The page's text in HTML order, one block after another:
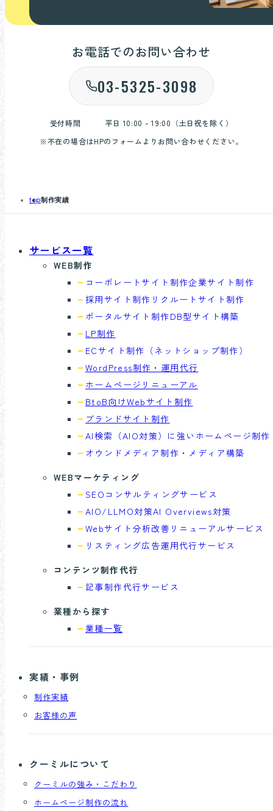
お電話でのお問い合わせ
03-5325-3098
受付時間
平日 10:00 - 19:00（土日祝を除く）
※不在の場合はHPのフォームよりお問い合わせください。
top制作実績
サービス一覧
WEB制作
コーポレートサイト制作企業サイト制作
採用サイト制作 リクルートサイト制作
ポータルサイト制作DB型サイト構築
LP制作
ECサイト制作 （ネットショップ制作）
WordPress制作・運用代行
ホームページリニューアル
BtoB向けWebサイト制作
ブランドサイト制作
AI検索（AIO対策）に強い ホームページ制作
オウンドメディア制作・ メディア構築
WEBマーケティング
SEOコンサル ティングサービス
AIO/LLMO対策AI Overviews対策
Webサイト分析改善リニューアルサービス
リスティング広告運用代行サービス
コンテンツ制作代行
記事制作代行サービス
業種から探す
業種一覧
実績・事例
制作実績
お客様の声
クーミルについて
クーミルの強み・こだわり
ホームページ制作の流れ